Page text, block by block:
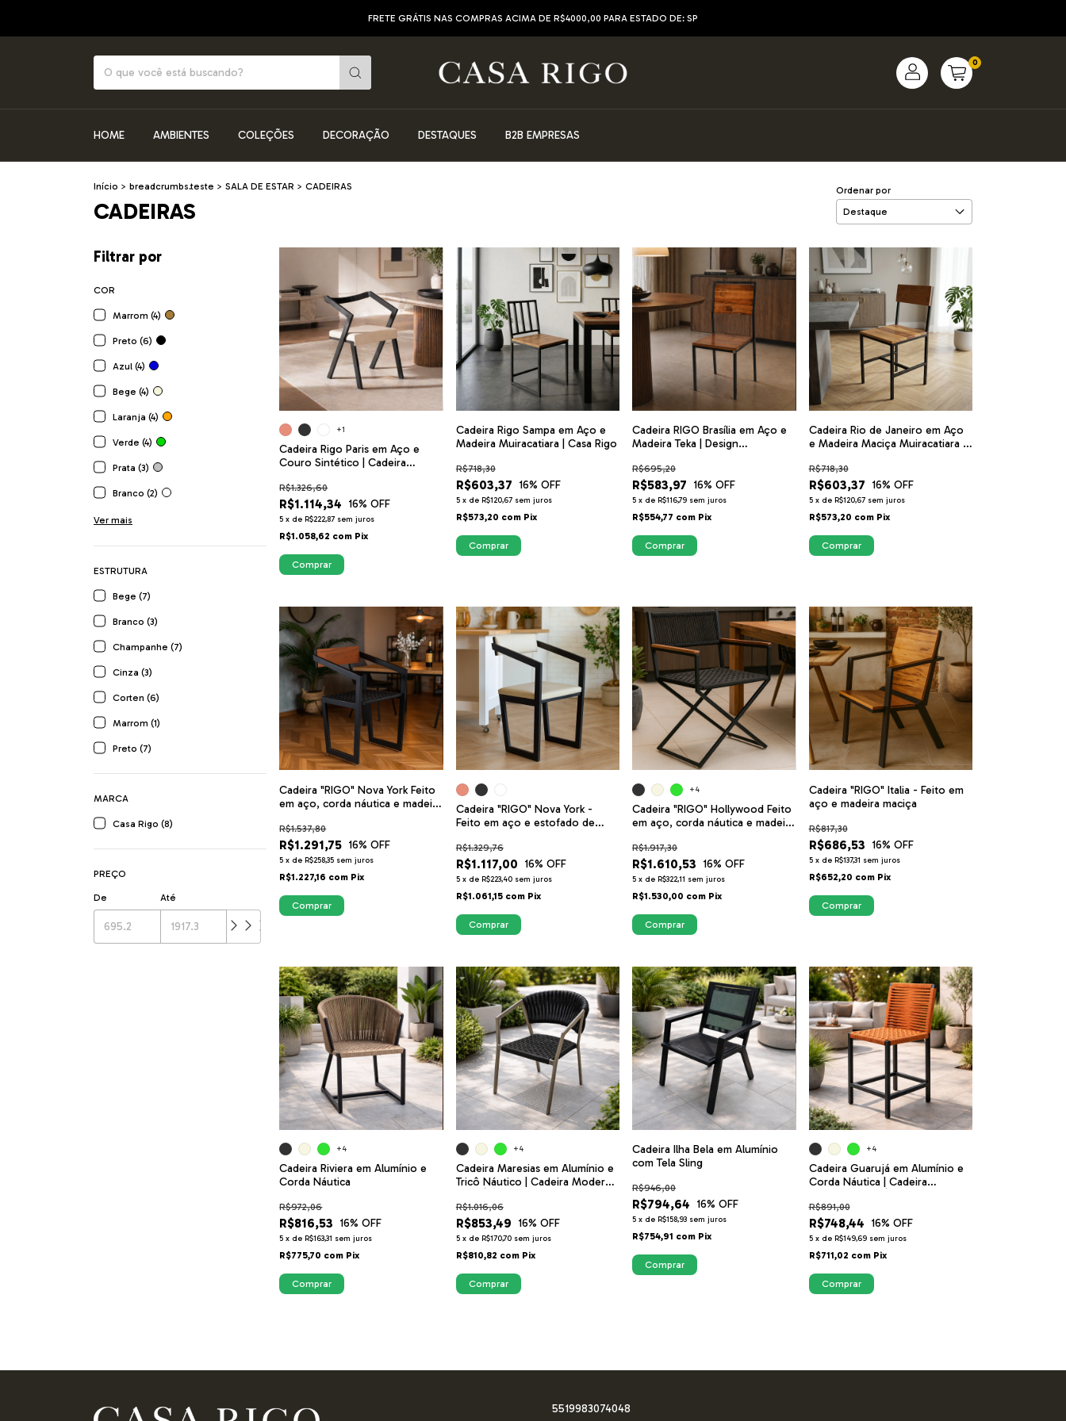
FRETE GRÁTIS NAS COMPRAS ACIMA DE R$4000,00 PARA ESTADO DE: SP
0
HOME AMBIENTES COLEÇÕES DECORAÇÃO DESTAQUES B2B EMPRESAS
Início > breadcrumbs.teste > SALA DE ESTAR > CADEIRAS
CADEIRAS
Ordenar por
Filtrar por
COR
Marrom (4)
Preto (6)
Azul (4)
Bege (4)
Laranja (4)
Verde (4)
Prata (3)
Branco (2)
Ver mais
ESTRUTURA
Bege (7)
Branco (3)
Champanhe (7)
Cinza (3)
Corten (6)
Marrom (1)
Preto (7)
MARCA
Casa Rigo (8)
PREÇO
De Até
Cadeira Rigo Paris em Aço e
Couro Sintético | Cadeira
Espaço Gourmet
R$1.114,34
R$1.326,60
16% OFF
5 x de R$222,87 sem juros
R$1.058,62 com Pix
+1
Comprar
Cadeira Rigo Sampa em Aço e
Madeira Muiracatiara | Casa Rigo
R$603,37
R$718,30
16% OFF
5 x de R$120,67 sem juros
R$573,20 com Pix
Comprar
Cadeira RIGO Brasília em Aço e
Madeira Teka | Design
R$583,97
R$695,20
16% OFF
5 x de R$116,79 sem juros
R$554,77 com Pix
Comprar
Cadeira Rio de Janeiro em Aço
e Madeira Maciça Muiracatiara |
R$603,37
R$718,30
16% OFF
5 x de R$120,67 sem juros
R$573,20 com Pix
Comprar
Cadeira "RIGO" Nova York Feito
em aço, corda náutica e madeira
R$1.291,75
R$1.537,80
16% OFF
5 x deR$258,35 sem juros
R$1.227,16 com Pix
Cadeira "RIGO" Nova York -
Feito em aço e estofado de
R$1.117,00
R$1.329,76
16% OFF
5 x de R$223,40 sem juros
R$1.061,15 com Pix
Comprar
Cadeira "RIGO" Hollywood Feito
em aço, corda náutica e madeira
R$1.610,53
R$1.917,30
16% OFF
5 x deR$322,11 sem juros
R$1.530,00 com Pix
+4
Comprar
Cadeira "RIGO" Italia - Feito em
aço e madeira maciça
R$686,53
R$817,30
16% OFF
5 x de R$137,31 sem juros
R$652,20 com Pix
Cadeira Riviera em Alumínio e
Corda Náutica
R$816,53
R$972,06
16% OFF
5 x deR$163,31 sem juros
R$775,70 com Pix
+4
Comprar
Cadeira Maresias em Alumínio e
Tricô Náutico | Cadeira Moderna
Gourmet e Jardim
R$853,49
R$1.016,06
16% OFF
5 x de R$170,70 sem juros
R$810,82 com Pix
+4
Comprar
Cadeira Ilha Bela em Alumínio
com Tela Sling
R$794,64
R$946,00
16% OFF
5 x deR$158,93 sem juros
R$754,91 com Pix
Cadeira Guarujá em Alumínio e
Corda Náutica | Cadeira
Varanda e Jardim
R$748,44
R$891,00
16% OFF
5 x de R$149,69 sem juros
R$711,02 com Pix
+4
Comprar
5519983074048